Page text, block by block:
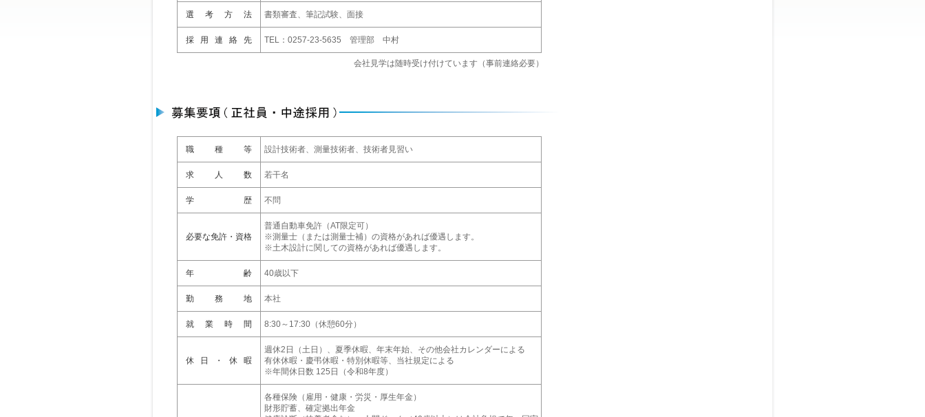
選考方法 書類審査、筆記試験、面接
採用連絡先 TEL：0257-23-5635 管理部 中村
会社見学は随時受け付けています（事前連絡必要）
職 種 等 設計技術者、測量技術者、技術者見習い
求 人 数 若干名
学 歴 不問
必要な免許・資格
普通自動車免許（AT限定可）
※測量士（または測量士補）の資格があれば優遇します。
※土木設計に関しての資格があれば優遇します。
年 齢 40歳以下
勤 務 地 本社
就業時間 8:30～17:30（休憩60分）
休日・休暇
週休2日（土日）、夏季休暇、年末年始、その他会社カレンダーによる
有休休暇・慶弔休暇・特別休暇等、当社規定による
※年間休日数 125日（令和8年度）
各種保険（雇用・健康・労災・厚生年金）
財形貯蓄、確定拠出年金